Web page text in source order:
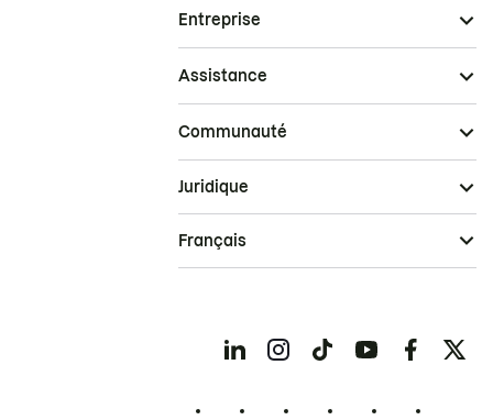
Entreprise
Assistance
Communauté
Juridique
Français